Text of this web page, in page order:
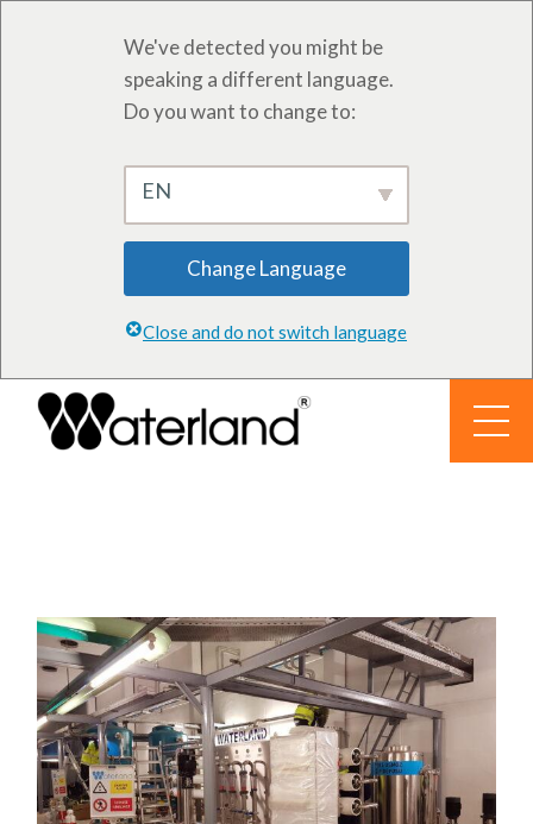
We've detected you might be
speaking a different language.
Do you want to change to:
EN
Change Language
Close and do not switch language
Zum
Inhalt
springen